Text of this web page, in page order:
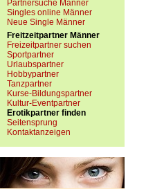
Partnersuche Männer
Singles online Männer
Neue Single Männer
Freitzeitpartner Männer
Freizeitpartner suchen
Sportpartner
Urlaubspartner
Hobbypartner
Tanzpartner
Kurse-Bildungspartner
Kultur-Eventpartner
Erotikpartner finden
Seitensprung
Kontaktanzeigen